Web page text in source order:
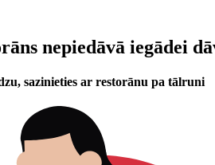
nepiedāvā iegādei
sazinieties ar restorānu pa tālruni